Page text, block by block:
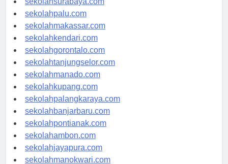
sekolahsurabaya.com
sekolahpalu.com
sekolahmakassar.com
sekolahkendari.com
sekolahgorontalo.com
sekolahtanjungselor.com
sekolahmanado.com
sekolahkupang.com
sekolahpalangkaraya.com
sekolahbanjarbaru.com
sekolahpontianak.com
sekolahambon.com
sekolahjayapura.com